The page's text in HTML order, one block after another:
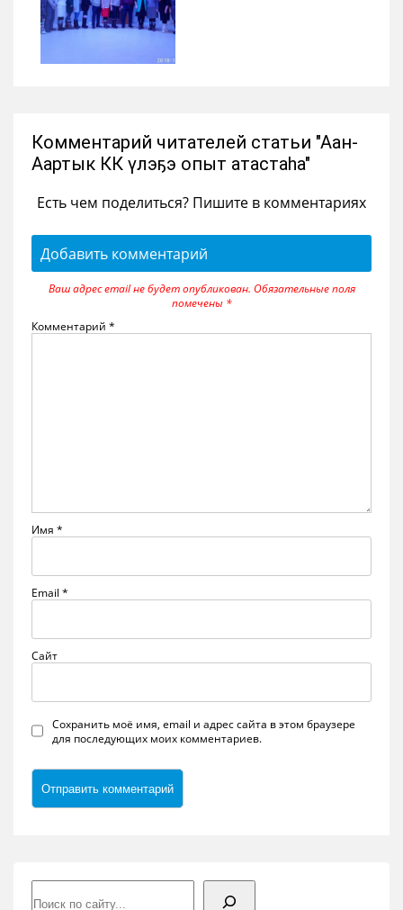
Комментарий читателей статьи "Аан-
Аартык КК үлэҕэ опыт атастаһа"
Есть чем поделиться? Пишите в комментариях
Добавить комментарий
Ваш адрес email не будет опубликован. Обязательные поля
помечены *
Комментарий *
Имя *
Email *
Сайт
Сохранить моё имя, email и адрес сайта в этом браузере
для последующих моих комментариев.